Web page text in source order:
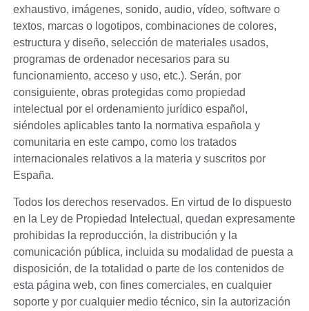
exhaustivo, imágenes, sonido, audio, vídeo, software o
textos, marcas o logotipos, combinaciones de colores,
estructura y diseño, selección de materiales usados,
programas de ordenador necesarios para su
funcionamiento, acceso y uso, etc.). Serán, por
consiguiente, obras protegidas como propiedad
intelectual por el ordenamiento jurídico español,
siéndoles aplicables tanto la normativa española y
comunitaria en este campo, como los tratados
internacionales relativos a la materia y suscritos por
España.
Todos los derechos reservados. En virtud de lo dispuesto
en la Ley de Propiedad Intelectual, quedan expresamente
prohibidas la reproducción, la distribución y la
comunicación pública, incluida su modalidad de puesta a
disposición, de la totalidad o parte de los contenidos de
esta página web, con fines comerciales, en cualquier
soporte y por cualquier medio técnico, sin la autorización